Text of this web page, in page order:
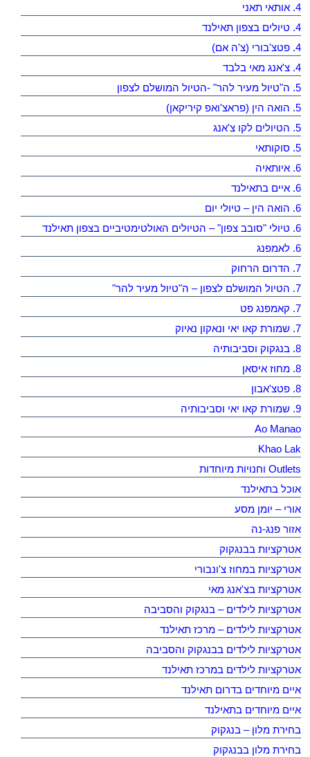
4. אותאי תאני
4. טיולים בצפון תאילנד
4. פטצ'בורי (צ'ה אם)
4. צ'אנג מאי בלבד
5. ה"טיול מעיר להר" -הטיול המושלם לצפון
5. הואה הין (פראצ'ואפ קיריקאן)
5. הטיולים לקו צ'אנג
5. סוקותאי
6. איותאיה
6. איים בתאילנד
6. הואה הין – טיולי יום
6. טיולי "סובב צפון" – הטיולים האולטימטיביים בצפון תאילנד
6. לאמפנג
7. הדרום הרחוק
7. הטיול המושלם לצפון – ה"טיול מעיר להר"
7. קאמפנג פט
7. שמורת קאו יאי ונאקון נאיוק
8. בנגקוק וסביבותיה
8. מחוז איסאן
8. פטצ'אבון
9. שמורת קאו יאי וסביבותיה
Ao Manao
Khao Lak
Outlets וחנויות מיוחדות
אוכל בתאילנד
אורי – יומן מסע
אזור פנג-נה
אטרקציות בבנגקוק
אטרקציות במחוז צ'ונבורי
אטרקציות בצ'אנג מאי
אטרקציות לילדים – בנגקוק והסביבה
אטרקציות לילדים – מרכז תאילנד
אטרקציות לילדים בבנגקוק והסביבה
אטרקציות לילדים במרכז תאילנד
איים מיוחדים בדרום תאילנד
איים מיוחדים בתאילנד
בחירת מלון – בנגקוק
בחירת מלון בבנגקוק